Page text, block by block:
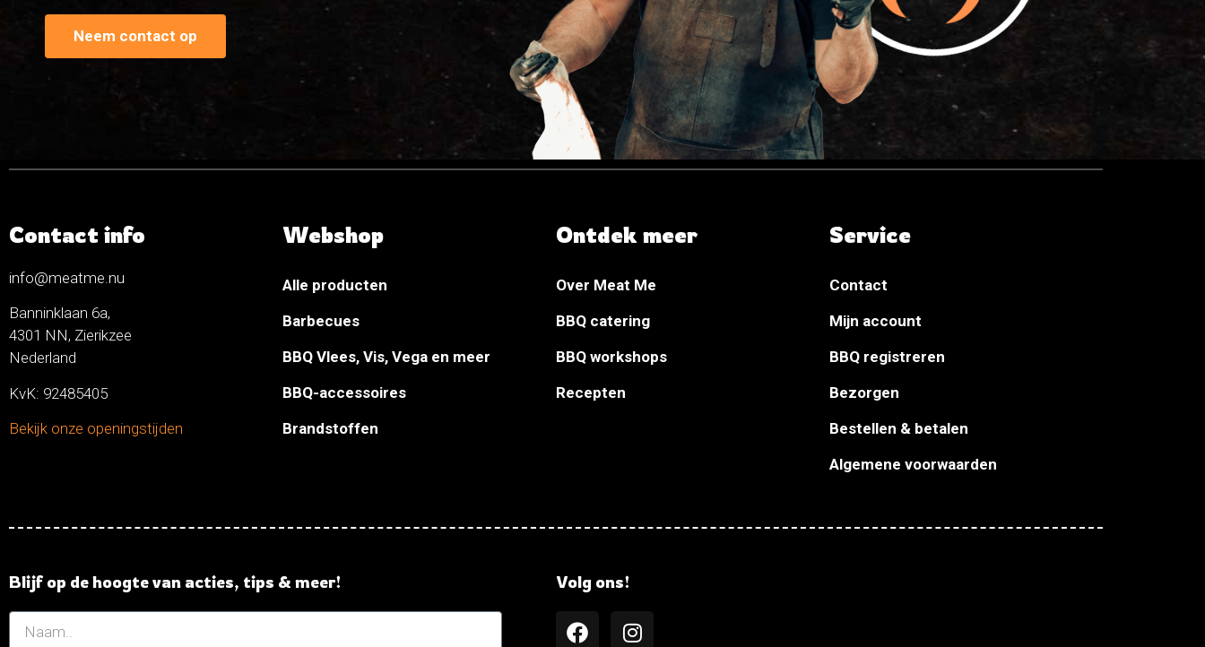
Neem contact op
Contact info
info@meatme.nu
Banninklaan 6a,
4301 NN, Zierikzee
Nederland
KvK: 92485405
Bekijk onze openingstijden
Webshop
Alle producten
Barbecues
BBQ Vlees, Vis, Vega en meer
BBQ-accessoires
Brandstoffen
Ontdek meer
Over Meat Me
BBQ catering
BBQ workshops
Recepten
Service
Contact
Mijn account
BBQ registreren
Bezorgen
Bestellen & betalen
Algemene voorwaarden
Blijf op de hoogte van acties, tips & meer! Volg ons!